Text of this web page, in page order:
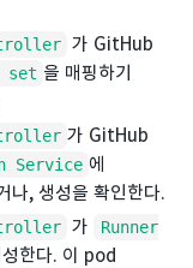
가 GitHub
set 을 매핑하기
가 GitHub
Service 에
나, 생성을 확인한다.
가
Runner
한다. 이 pod